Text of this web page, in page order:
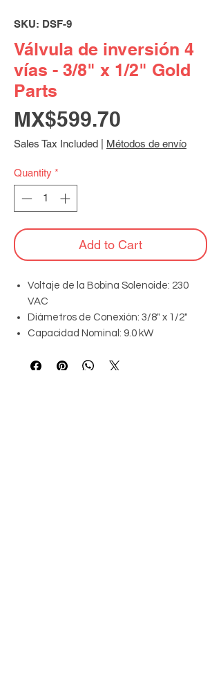
SKU: DSF-9
Válvula de inversión 4
vías - 3/8" x 1/2" Gold
Parts
MX$599.70
Sales Tax Included Métodos de envío
Quantity *
Add to Cart
Voltaje de la Bobina Solenoide: 230
VAC
Diámetros de Conexión: 3/8" x 1/2"
Capacidad Nominal: 9.0 kW
alta resistencia